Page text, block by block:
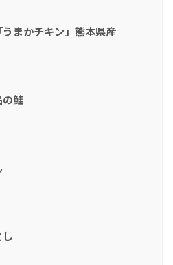
まかチキン」熊本県産
鮭